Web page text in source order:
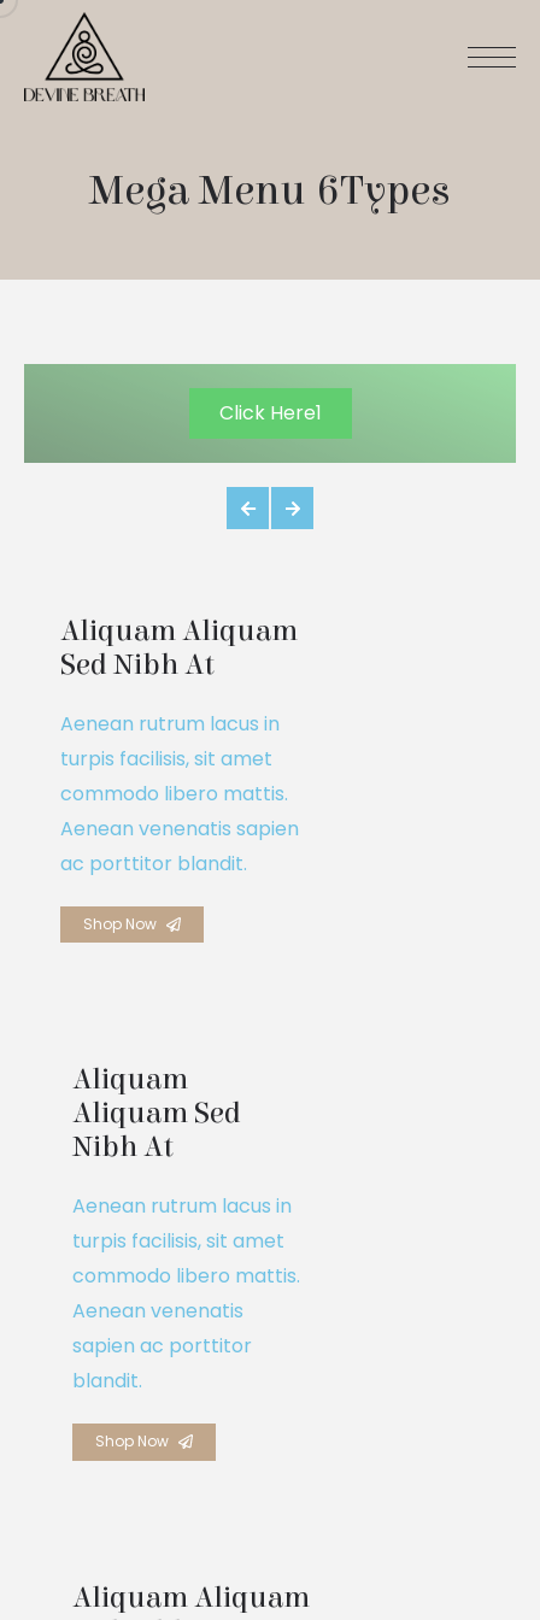
Mega Menu 6Types
Click Here1
Aliquam Aliquam
Sed Nibh At
Aenean rutrum lacus in
turpis facilisis, sit amet
commodo libero mattis.
Aenean venenatis sapien
ac porttitor blandit.
Shop Now
Aliquam
Aliquam Sed
Nibh At
Aenean rutrum lacus in
turpis facilisis, sit amet
commodo libero mattis.
Aenean venenatis
sapien ac porttitor
blandit.
Shop Now
Aliquam Aliquam